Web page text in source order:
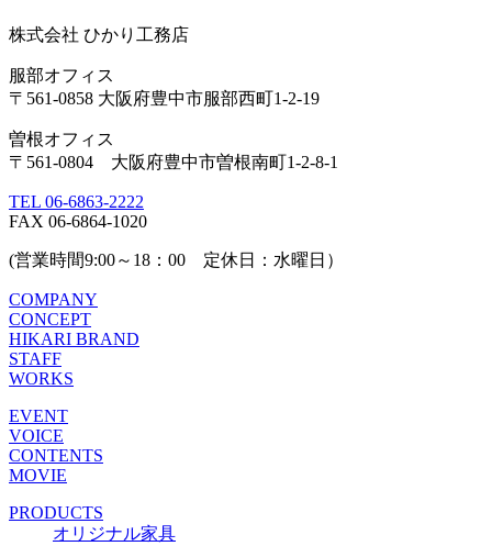
株式会社 ひかり工務店
服部オフィス
〒561-0858 大阪府豊中市服部西町1-2-19
曽根オフィス
〒561-0804 大阪府豊中市曽根南町1-2-8-1
TEL 06-6863-2222
FAX 06-6864-1020
(営業時間9:00～18：00 定休日：水曜日）
COMPANY
CONCEPT
HIKARI BRAND
STAFF
WORKS
EVENT
VOICE
CONTENTS
MOVIE
PRODUCTS
オリジナル家具